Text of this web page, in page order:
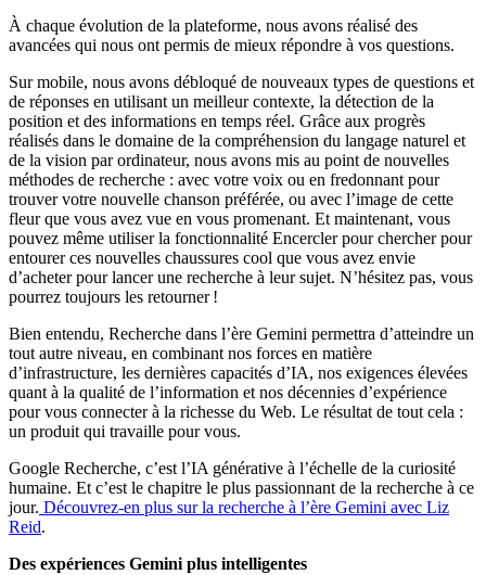
À chaque évolution de la plateforme, nous avons réalisé des
avancées qui nous ont permis de mieux répondre à vos questions.
Sur mobile, nous avons débloqué de nouveaux types de questions et
de réponses en utilisant un meilleur contexte, la détection de la
position et des informations en temps réel. Grâce aux progrès
réalisés dans le domaine de la compréhension du langage naturel et
de la vision par ordinateur, nous avons mis au point de nouvelles
méthodes de recherche : avec votre voix ou en fredonnant pour
trouver votre nouvelle chanson préférée, ou avec l’image de cette
fleur que vous avez vue en vous promenant. Et maintenant, vous
pouvez même utiliser la fonctionnalité Encercler pour chercher pour
entourer ces nouvelles chaussures cool que vous avez envie
d’acheter pour lancer une recherche à leur sujet. N’hésitez pas, vous
pourrez toujours les retourner !
Bien entendu, Recherche dans l’ère Gemini permettra d’atteindre un
tout autre niveau, en combinant nos forces en matière
d’infrastructure, les dernières capacités d’IA, nos exigences élevées
quant à la qualité de l’information et nos décennies d’expérience
pour vous connecter à la richesse du Web. Le résultat de tout cela :
un produit qui travaille pour vous.
Google Recherche, c’est l’IA générative à l’échelle de la curiosité
humaine. Et c’est le chapitre le plus passionnant de la recherche à ce
jour. Découvrez-en plus sur la recherche à l’ère Gemini avec Liz
Reid.
Des expériences Gemini plus intelligentes